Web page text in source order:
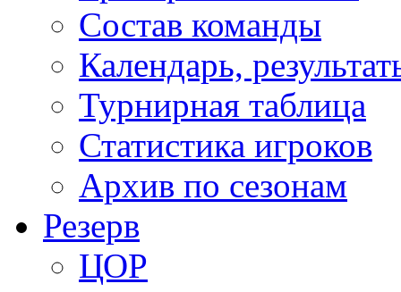
Состав команды
Календарь,
Турнирная таблица
Статистика игроков
Архив по сезонам
Резерв
ЦОР